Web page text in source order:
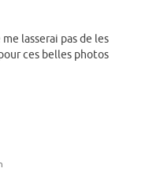
lasserai pas de les
ces belles photos